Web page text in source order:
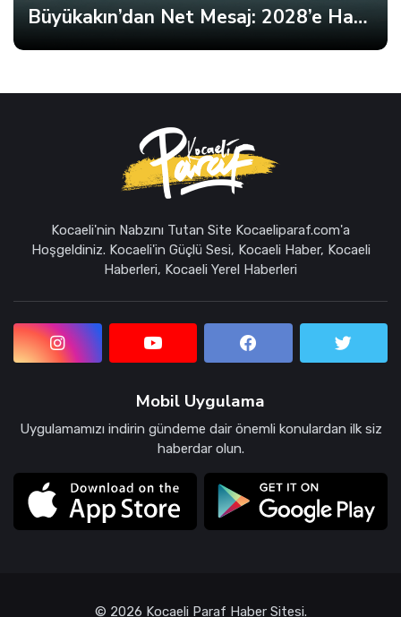
Büyükakın’dan Net Mesaj: 2028’e Hazırız
Kocaeli'nin Nabzını Tutan Site Kocaeliparaf.com'a
Hoşgeldiniz. Kocaeli'in Güçlü Sesi, Kocaeli Haber, Kocaeli
Haberleri, Kocaeli Yerel Haberleri
Mobil Uygulama
Uygulamamızı indirin gündeme dair önemli konulardan ilk siz
haberdar olun.
© 2026 Kocaeli Paraf Haber Sitesi.